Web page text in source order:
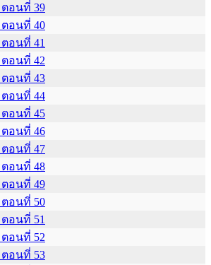
อนที่ 39
อนที่ 40
อนที่ 41
อนที่ 42
อนที่ 43
อนที่ 44
อนที่ 45
อนที่ 46
อนที่ 47
อนที่ 48
อนที่ 49
อนที่ 50
อนที่ 51
อนที่ 52
อนที่ 53